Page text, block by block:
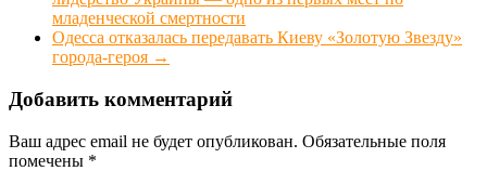
младенческой смертности
Одесса отказалась передавать Киеву «Золотую Звезду»
города-героя →
Добавить комментарий
Ваш адрес email не будет опубликован. Обязательные поля
помечены *